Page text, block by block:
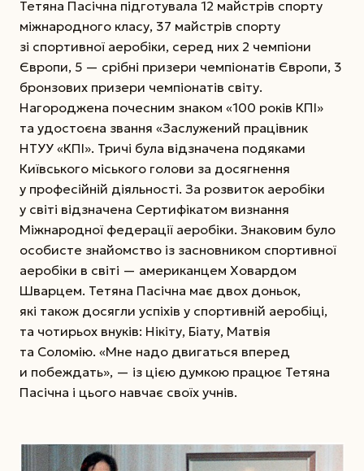
Тетяна Пасічна підготувала 12 майстрів спорту
міжнародного класу, 37 майстрів спорту
зі спортивної аеробіки, серед них 2 чемпіони
Європи, 5 — срібні призери чемпіонатів Європи, 3
бронзових призери чемпіонатів світу.
Нагороджена почесним знаком «100 років КПІ»
та удостоєна звання «Заслужений працівник
НТУУ «КПІ». Тричі була відзначена подяками
Київського міського голови за досягнення
у професійній діяльності. За розвиток аеробіки
у світі відзначена Сертифікатом визнання
Міжнародної федерації аеробіки. Знаковим було
особисте знайомство із засновником спортивної
аеробіки в світі — американцем Ховардом
Шварцем. Тетяна Пасічна має двох доньок,
які також досягли успіхів у спортивній аеробіці,
та чотирьох внуків: Нікіту, Біату, Матвія
та Соломію. «Мне надо двигаться вперед
и побеждать», — із цією думкою працює Тетяна
Пасічна і цього навчає своїх учнів.